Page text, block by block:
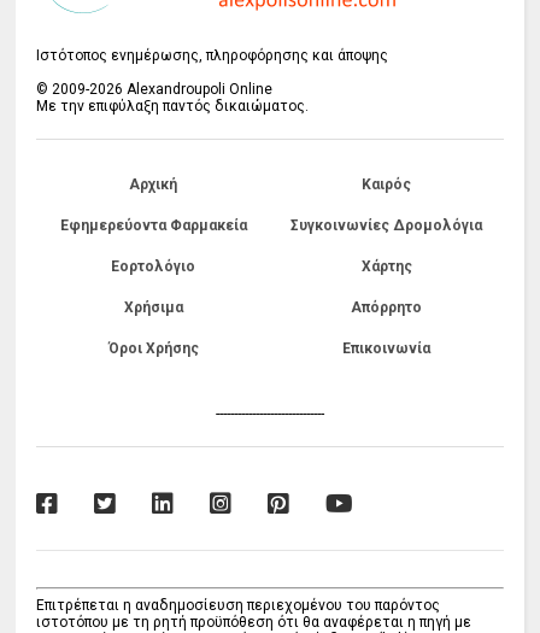
Ιστότοπος ενημέρωσης, πληροφόρησης και άποψης
© 2009-2026 Alexandroupoli Online
Με την επιφύλαξη παντός δικαιώματος.
Αρχική Καιρός
Εφημερεύοντα Φαρμακεία Συγκοινωνίες Δρομολόγια
Εορτολόγιο Χάρτης
Χρήσιμα Απόρρητο
Όροι Χρήσης Επικοινωνία
------------------------------
Επιτρέπεται η αναδημοσίευση περιεχομένου του παρόντος
ιστοτόπου με τη ρητή προϋπόθεση ότι θα αναφέρεται η πηγή με